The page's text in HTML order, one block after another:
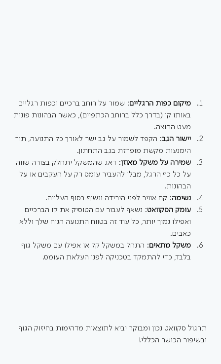
מיקום כפות הרגליים: שמור על רוחב ברכיים וכפות רגליים
באותו קו (בדרך כלל ברוחב הכתפיים), כאשר הבהונות פונות
מעט החוצה.
יישור הגב: הקפד לשמור על גב ישר לאורך כל התנועה, תוך
הימנעות מקשת מופרזת בגב התחתון.
שמירה על משקל מאוזן: דאג שהמשקל יתחלק בצורה שווה
על כל כף הרגל, מבלי להעביר עומס רק על העקבים או על
הבהונות.
נשימה: קח אוויר לפני הירידה ונשוף בסוף העלייה.
עומק הסקוואט: נשאף לעבור עם הטוסיק את קו הברכיים
ואפילו נמוך יותר, כל עוד זה בטווח התנועה הנוח שלך וללא
כאבים.
משקל מתאים: התחל במשקל קל או אפילו עם משקל גוף
בלבד, כדי להתמקד בטכניקה לפני העלאת העומס.
תרגול סקוואט נכון ומבוקר יביא לתוצאות מדהימות בחיזוק הגוף
ובשיפור הכושר הכללי!